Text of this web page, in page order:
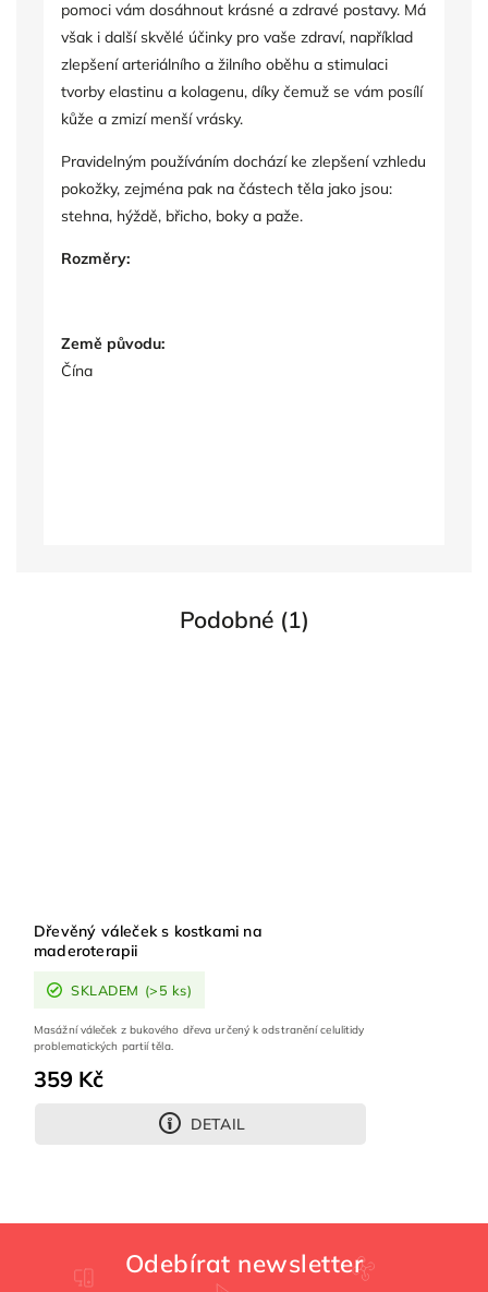
pomoci vám dosáhnout krásné a zdravé postavy. Má
však i další skvělé účinky pro vaše zdraví, například
zlepšení arteriálního a žilního oběhu a stimulaci
tvorby elastinu a kolagenu, díky čemuž se vám posílí
kůže a zmizí menší vrásky.
Pravidelným používáním dochází ke zlepšení vzhledu
pokožky, zejména pak na částech těla jako jsou:
stehna, hýždě, břicho, boky a paže.
Rozměry:
Země původu:
Čína
Podobné (1)
Dřevěný váleček s kostkami na
maderoterapii
SKLADEM (>5 ks)
359 Kč
DETAIL
Masážní váleček z bukového dřeva určený k odstranění celulitidy
problematických partií těla.
Odebírat newsletter